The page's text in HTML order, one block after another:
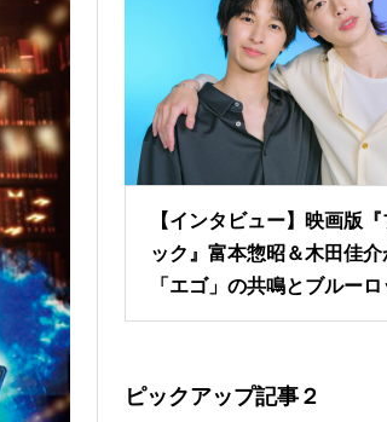
【インタビュー】映画版
ック』富本惣昭＆木田佳介
「エゴ」の共鳴とブルーロ
ピックアップ記事２